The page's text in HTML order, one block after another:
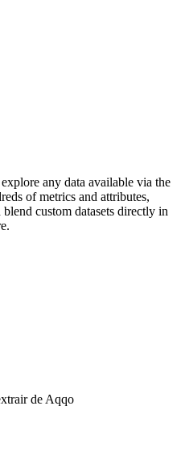
any data available via the
of metrics and attributes,
custom datasets directly in
de Aqqo